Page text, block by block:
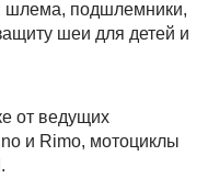
шлема, подшлемники,
шеи для детей и
от ведущих
и Rimo, мотоциклы